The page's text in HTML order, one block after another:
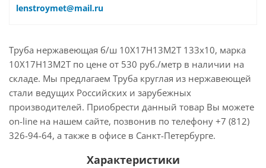
lenstroymet@mail.ru
Труба нержавеющая б/ш 10Х17Н13М2Т 133х10, марка
10Х17Н13М2Т по цене от 530 руб./метр в наличии на
складе. Мы предлагаем Труба круглая из нержавеющей
стали ведущих Российских и зарубежных
производителей. Приобрести данный товар Вы можете
on-line на нашем сайте, позвонив по телефону +7 (812)
326-94-64, а также в офисе в Санкт-Петербурге.
Характеристики